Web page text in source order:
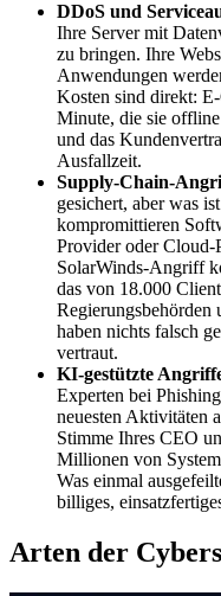
DDoS und
Ihre Server mit
zu bringen. Ihre
Anwendungen
Kosten sind direkt:
Minute, die sie
und das
Ausfallzeit.
Supply-Chain-
gesichert, aber was
kompromittieren
Provider oder Cloud-
SolarWinds-Angriff
das von 18.000
Regierungsbehörden
haben nichts falsch
vertraut.
KI-gestützte
Experten bei
neuesten Aktivitäten
Stimme Ihres CEO
Millionen von
Was einmal
billiges,
Arten der